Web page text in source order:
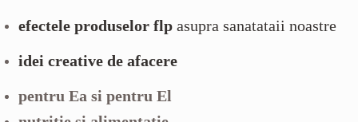
efectele produselor flp asupra sanatataii noastre
idei creative de afacere
pentru Ea si pentru El